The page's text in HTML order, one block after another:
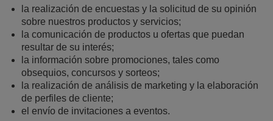
la realización de encuestas y la solicitud de su opinión
sobre nuestros productos y servicios;
la comunicación de productos u ofertas que puedan
resultar de su interés;
la información sobre promociones, tales como
obsequios, concursos y sorteos;
la realización de análisis de marketing y la elaboración
de perfiles de cliente;
el envío de invitaciones a eventos.